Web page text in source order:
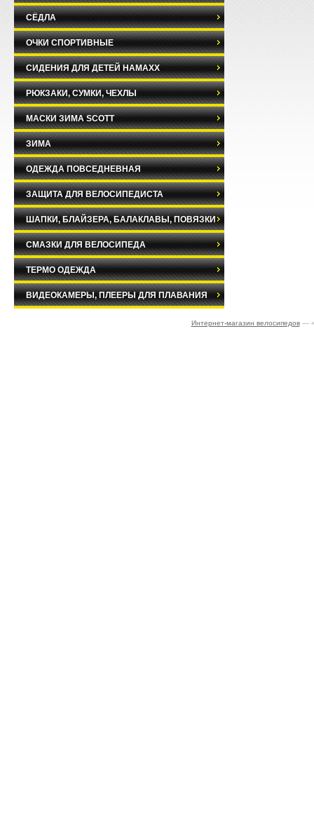
СЁДЛА
ОЧКИ СПОРТИВНЫЕ
СИДЕНИЯ ДЛЯ ДЕТЕЙ HAMAXX
РЮКЗАКИ, СУМКИ, ЧЕХЛЫ
МАСКИ ЗИМА SCOTT
ЗИМА
ОДЕЖДА ПОВСЕДНЕВНАЯ
ЗАЩИТА ДЛЯ ВЕЛОСИПЕДИСТА
ШАПКИ, БЛАЙЗЕРА, БАЛАКЛАВЫ, ПОВЯЗКИ
СМАЗКИ ДЛЯ ВЕЛОСИПЕДА
ТЕРМО ОДЕЖДА
ВИДЕОКАМЕРЫ, ПЛЕЕРЫ ДЛЯ ПЛАВАНИЯ
Интернет-магазин велосипедов—